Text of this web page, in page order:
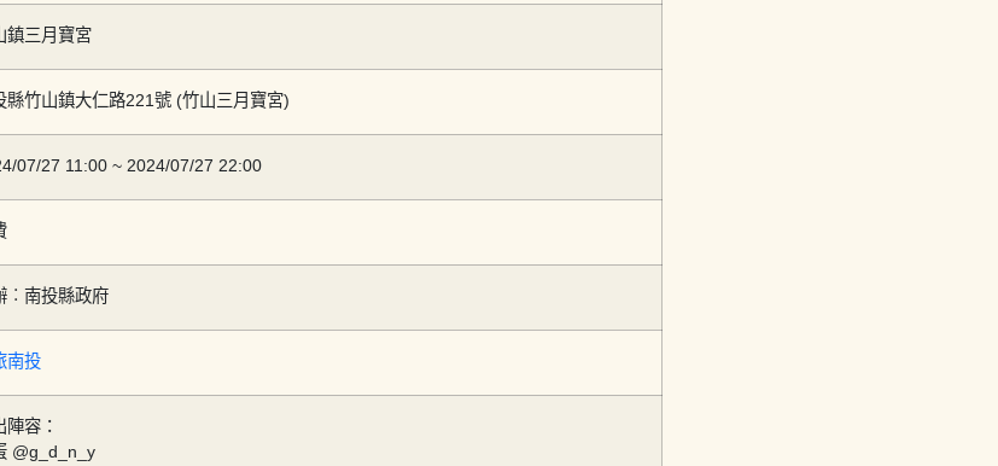
鎮三月寶宮
縣竹山鎮大仁路221號 (竹山三月寶宮)
07/27 11:00 ~ 2024/07/27 22:00
︰南投縣政府
南投
陣容：
@g_d_n_y